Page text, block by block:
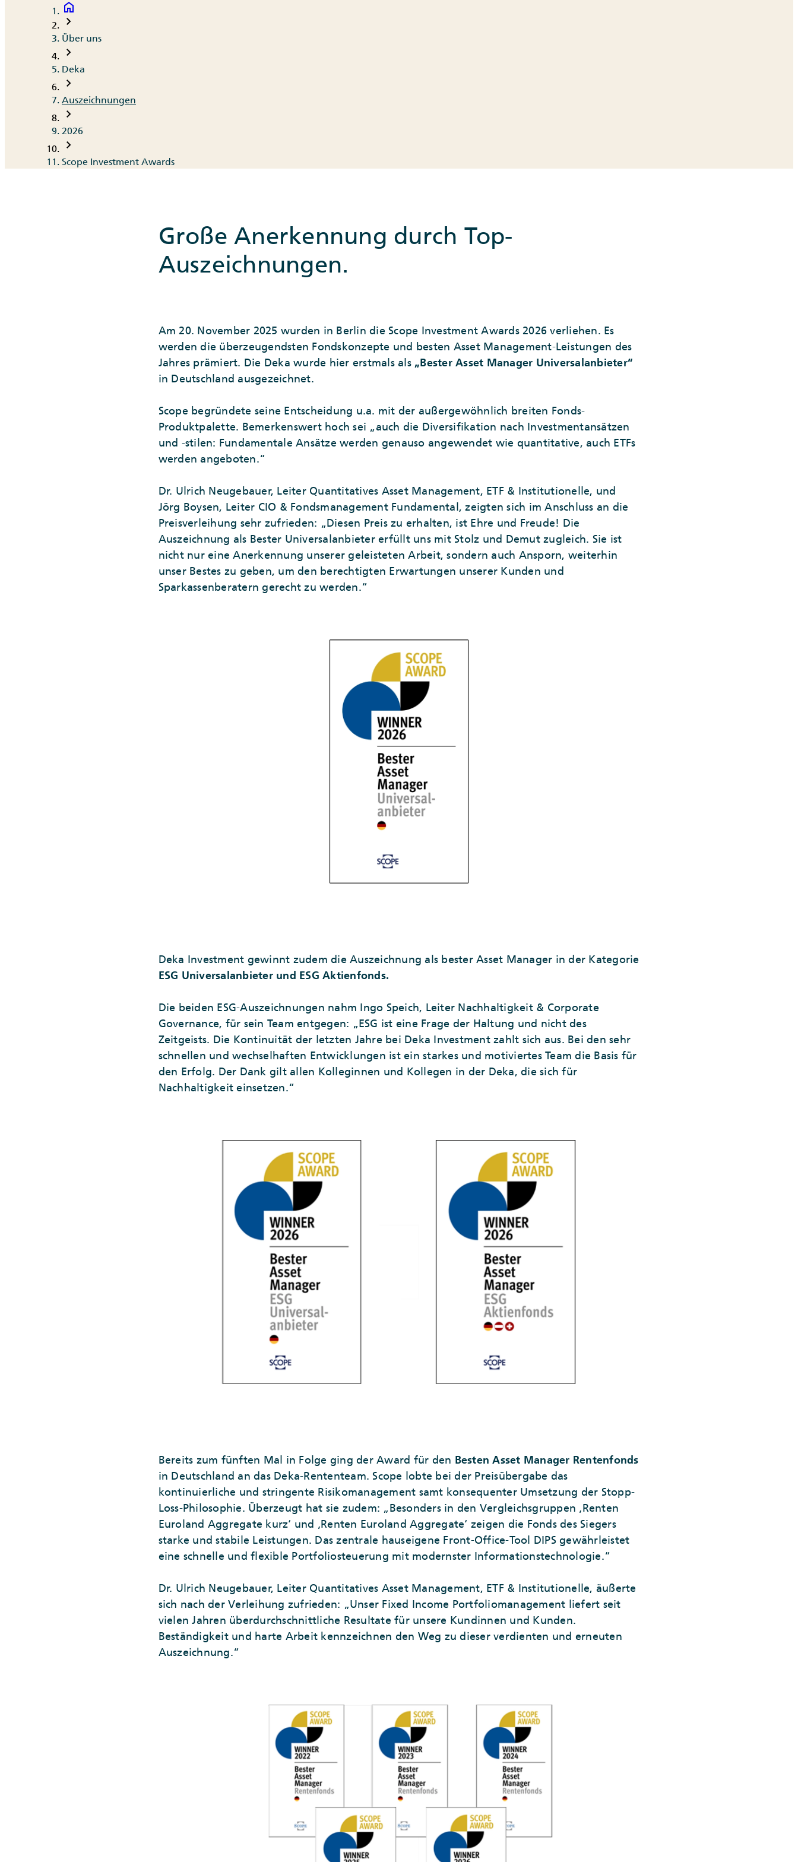
Breadcrumb
home
chevron_right
Über uns
chevron_right
Deka
chevron_right
Auszeichnungen
chevron_right
2026
chevron_right
Scope Investment Awards
Große Anerkennung durch Top-
Auszeichnungen.
Am 20. November 2025 wurden in Berlin die Scope Investment Awards 2026 verliehen. Es
werden die überzeugendsten Fondskonzepte und besten Asset Management-Leistungen des
Jahres prämiert. Die Deka wurde hier erstmals als „Bester Asset Manager Universalanbieter“
in Deutschland ausgezeichnet.
Scope begründete seine Entscheidung u.a. mit der außergewöhnlich breiten Fonds-
Produktpalette. Bemerkenswert hoch sei „auch die Diversifikation nach Investmentansätzen
und -stilen: Fundamentale Ansätze werden genauso angewendet wie quantitative, auch ETFs
werden angeboten.“
Dr. Ulrich Neugebauer, Leiter Quantitatives Asset Management, ETF & Institutionelle, und
Jörg Boysen, Leiter CIO & Fondsmanagement Fundamental, zeigten sich im Anschluss an die
Preisverleihung sehr zufrieden: „Diesen Preis zu erhalten, ist Ehre und Freude! Die
Auszeichnung als Bester Universalanbieter erfüllt uns mit Stolz und Demut zugleich. Sie ist
nicht nur eine Anerkennung unserer geleisteten Arbeit, sondern auch Ansporn, weiterhin
unser Bestes zu geben, um den berechtigten Erwartungen unserer Kunden und
Sparkassenberatern gerecht zu werden.“
Deka Investment gewinnt zudem die Auszeichnung als bester Asset Manager in der Kategorie
ESG Universalanbieter und ESG Aktienfonds.
Die beiden ESG-Auszeichnungen nahm Ingo Speich, Leiter Nachhaltigkeit & Corporate
Governance, für sein Team entgegen: „ESG ist eine Frage der Haltung und nicht des
Zeitgeists. Die Kontinuität der letzten Jahre bei Deka Investment zahlt sich aus. Bei den sehr
schnellen und wechselhaften Entwicklungen ist ein starkes und motiviertes Team die Basis für
den Erfolg. Der Dank gilt allen Kolleginnen und Kollegen in der Deka, die sich für
Nachhaltigkeit einsetzen.“
Bereits zum fünften Mal in Folge ging der Award für den Besten Asset Manager Rentenfonds
in Deutschland an das Deka-Rententeam. Scope lobte bei der Preisübergabe das
kontinuierliche und stringente Risikomanagement samt konsequenter Umsetzung der Stopp-
Loss-Philosophie. Überzeugt hat sie zudem: „Besonders in den Vergleichsgruppen ‚Renten
Euroland Aggregate kurz‘ und ‚Renten Euroland Aggregate‘ zeigen die Fonds des Siegers
starke und stabile Leistungen. Das zentrale hauseigene Front-Office-Tool DIPS gewährleistet
eine schnelle und flexible Portfoliosteuerung mit modernster Informationstechnologie.“
Dr. Ulrich Neugebauer, Leiter Quantitatives Asset Management, ETF & Institutionelle, äußerte
sich nach der Verleihung zufrieden: „Unser Fixed Income Portfoliomanagement liefert seit
vielen Jahren überdurchschnittliche Resultate für unsere Kundinnen und Kunden.
Beständigkeit und harte Arbeit kennzeichnen den Weg zu dieser verdienten und erneuten
Auszeichnung.“